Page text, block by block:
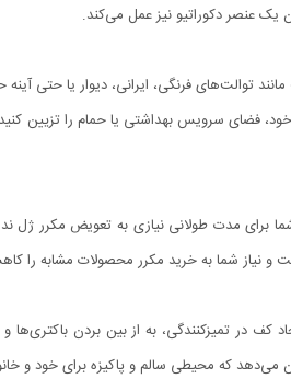
یک عنصر دکوراتیو نیز عمل می‌کند.
توالت‌های فرنگی، ایرانی، دیوار یا حتی
به سلیقه خود، فضای سرویس بهداشتی یا حمام را
10 روز است. این به معنای آن است که شما برای مدت طولانی
و نیاز شما به خرید مکرر محصولات مشابه را
در تمیزکنندگی، به از بین بردن
می‌دهد که محیطی سالم و پاکیزه برای خود و